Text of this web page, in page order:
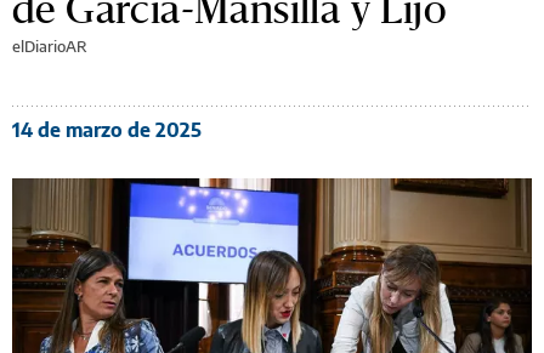
elDiarioAR
14 de marzo de 2025